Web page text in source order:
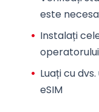
este
Instalați
operatorului
Luați cu
eSIM